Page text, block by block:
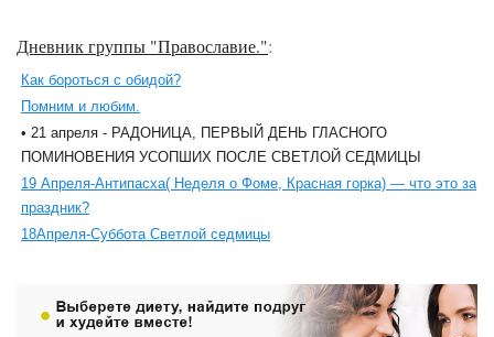
Дневник группы "Православие.":
Как бороться с обидой?
Помним и любим.
• 21 апреля - РАДОНИЦА, ПЕРВЫЙ ДЕНЬ ГЛАСНОГО
ПОМИНОВЕНИЯ УСОПШИХ ПОСЛЕ СВЕТЛОЙ СЕДМИЦЫ
19 Апреля-Антипасха( Неделя о Фоме, Красная горка) — что это за
праздник?
18Апреля-Суббота Светлой седмицы